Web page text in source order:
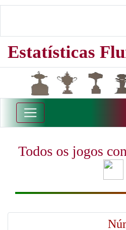
Estatísticas
Todos os jogos